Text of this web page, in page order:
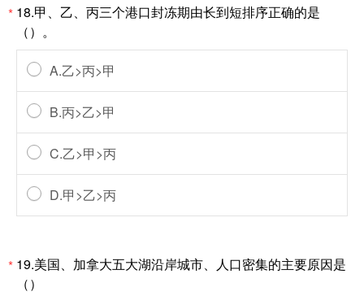
* 18.甲、乙、丙三个港口封冻期由长到短排序正确的是
（）。
A.乙>丙>甲
B.丙>乙>甲
C.乙>甲>丙
D.甲>乙>丙
* 19.美国、加拿大五大湖沿岸城市、人口密集的主要原因是
（）